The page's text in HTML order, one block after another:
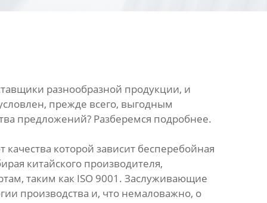
разнообразной продукции, и
прежде всего, выгодным
предложений? Разберемся подробнее.
которой зависит бесперебойная
китайского производителя,
таким как ISO 9001. Заслуживающие
производства и, что немаловажно, о